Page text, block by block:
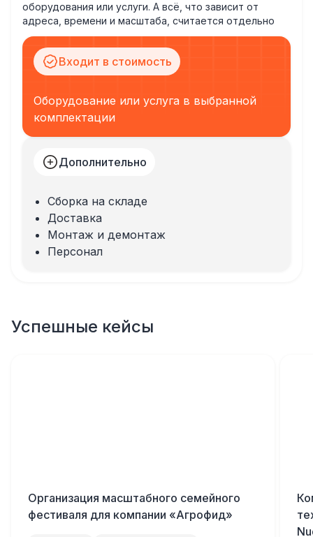
оборудования или услуги. А всё, что зависит от
адреса, времени и масштаба, считается отдельно
Входит в стоимость
Оборудование или услуга в выбранной
комплектации
Дополнительно
Сборка на складе
Доставка
Монтаж и демонтаж
Персонал
Успешные кейсы
Организация масштабного семейного
фестиваля для компании «Агрофид»